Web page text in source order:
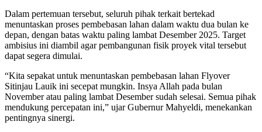
Dalam pertemuan tersebut, seluruh pihak terkait bertekad
menuntaskan proses pembebasan lahan dalam waktu dua bulan ke
depan, dengan batas waktu paling lambat Desember 2025. Target
ambisius ini diambil agar pembangunan fisik proyek vital tersebut
dapat segera dimulai.
“Kita sepakat untuk menuntaskan pembebasan lahan Flyover
Sitinjau Lauik ini secepat mungkin. Insya Allah pada bulan
November atau paling lambat Desember sudah selesai. Semua pihak
mendukung percepatan ini,” ujar Gubernur Mahyeldi, menekankan
pentingnya sinergi.